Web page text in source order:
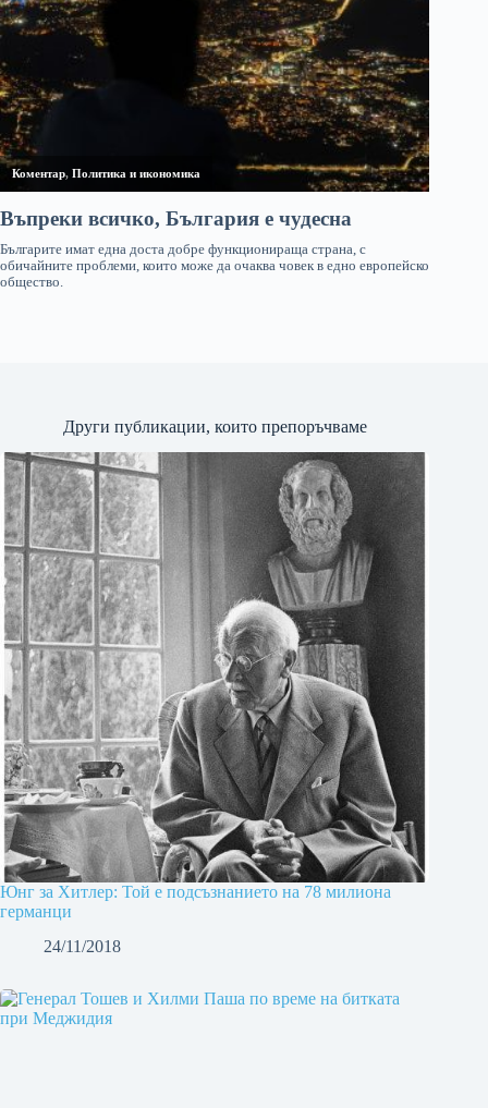
Други публикации, които препоръчваме
Юнг за Хитлер: Той е подсъзнанието на 78 милиона
германци
24/11/2018